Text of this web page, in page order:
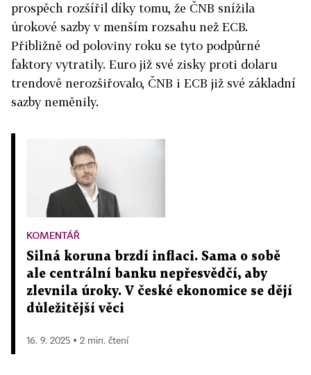
prospěch rozšířil díky tomu, že ČNB snížila
úrokové sazby v menším rozsahu než ECB.
Přibližně od poloviny roku se tyto podpůrné
faktory vytratily. Euro již své zisky proti dolaru
trendově nerozšiřovalo, ČNB i ECB již své základní
sazby neměnily.
KOMENTÁŘ
Silná koruna brzdí inflaci. Sama o sobě
ale centrální banku nepřesvědčí, aby
zlevnila úroky. V české ekonomice se dějí
důležitější věci
16. 9. 2025 ▪ 2 min. čtení